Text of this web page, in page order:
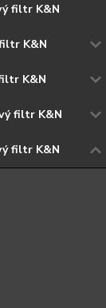
filtr K&N
K&N
K&N
filtr K&N
filtr K&N